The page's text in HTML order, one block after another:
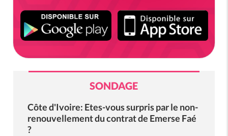
SONDAGE
Côte d'Ivoire: Etes-vous surpris par le non-
renouvellement du contrat de Emerse Faé
?